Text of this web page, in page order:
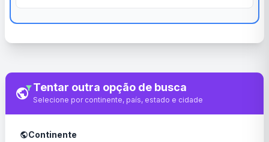
publicfilter_alt Tentar outra opção de busca
Selecione por continente, país, estado e cidade
publicContinente